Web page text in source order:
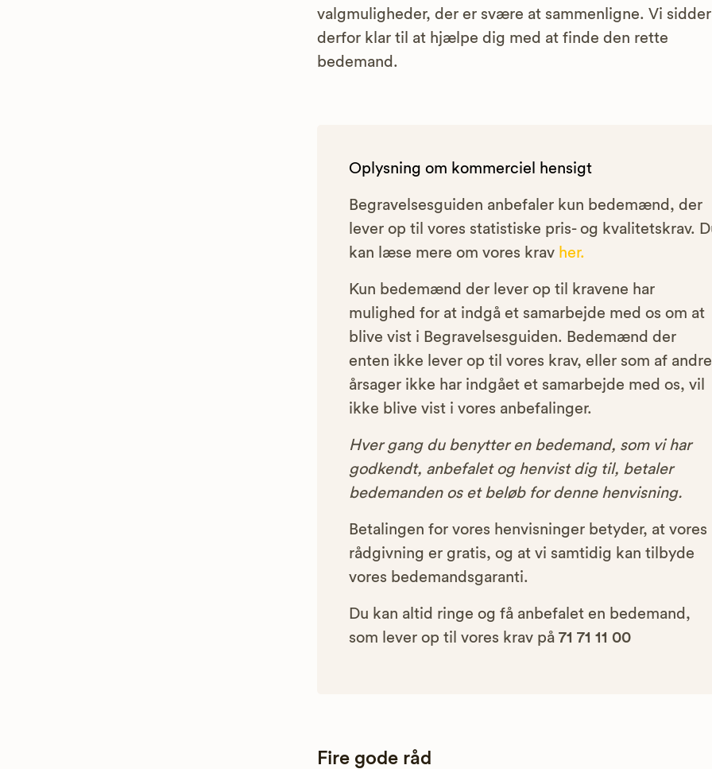
valgmuligheder, der er svære at sammenligne. Vi sidder
derfor klar til at hjælpe dig med at finde den rette
bedemand.
Oplysning om kommerciel hensigt
Begravelsesguiden anbefaler kun bedemænd, der
lever op til vores statistiske pris- og kvalitetskrav.
kan læse mere om vores krav her.
Kun bedemænd der lever op til kravene har
mulighed for at indgå et samarbejde med os om at
blive vist i Begravelsesguiden. Bedemænd der
enten ikke lever op til vores krav, eller som af andre
årsager ikke har indgået et samarbejde med os, vil
ikke blive vist i vores anbefalinger.
Hver gang du benytter en bedemand, som vi har
godkendt, anbefalet og henvist dig til, betaler
bedemanden os et beløb for denne henvisning.
Betalingen for vores henvisninger betyder, at vores
rådgivning er gratis, og at vi samtidig kan tilbyde
vores bedemandsgaranti.
Du kan altid ringe og få anbefalet en bedemand,
som lever op til vores krav på 71 71 11 00
Fire gode råd